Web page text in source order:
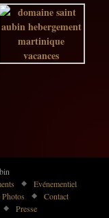
Evénementiel
Contact
Presse